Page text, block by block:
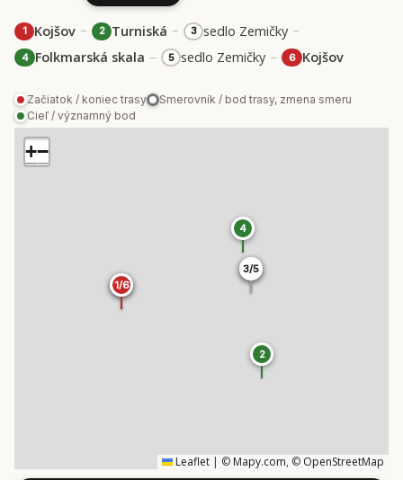
1 Kojšov – 2 Turniská – 3 sedlo Zemičky –
4 Folkmarská skala – 5 sedlo Zemičky – 6 Kojšov
Začiatok / koniec trasy
Smerovník / bod trasy, zmena smeru
Cieľ / významný bod
1/6
2
3/5
4
3/5
1/6
+−
Leaflet | © Mapy.com, © OpenStreetMap